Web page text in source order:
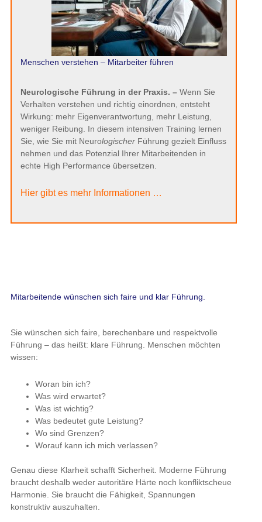
Menschen verstehen – Mitarbeiter führen
Neurologische Führung in der Praxis. – Wenn Sie
Verhalten verstehen und richtig einordnen, entsteht
Wirkung: mehr Eigenverantwortung, mehr Leistung,
weniger Reibung. In diesem intensiven Training lernen
Sie, wie Sie mit NeurologischerFührung gezielt Einfluss
nehmen und das Potenzial Ihrer Mitarbeitenden in
echte High Performance übersetzen.
Hier gibt es mehr Informationen …
Mitarbeitende wünschen sich faire und klar Führung.
Sie wünschen sich faire, berechenbare und respektvolle
Führung – das heißt: klare Führung. Menschen möchten
wissen:
Woran bin ich?
Was wird erwartet?
Was ist wichtig?
Was bedeutet gute Leistung?
Wo sind Grenzen?
Worauf kann ich mich verlassen?
Genau diese Klarheit schafft Sicherheit. Moderne Führung
braucht deshalb weder autoritäre Härte noch konfliktscheue
Harmonie. Sie braucht die Fähigkeit, Spannungen
konstruktiv auszuhalten.